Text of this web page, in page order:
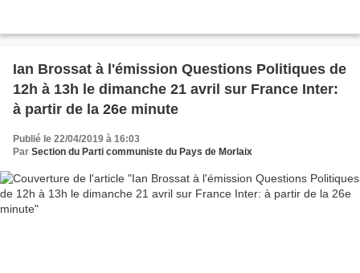
Ian Brossat à l'émission Questions Politiques de
12h à 13h le dimanche 21 avril sur France Inter:
à partir de la 26e minute
Publié le 22/04/2019 à 16:03
Par Section du Parti communiste du Pays de Morlaix